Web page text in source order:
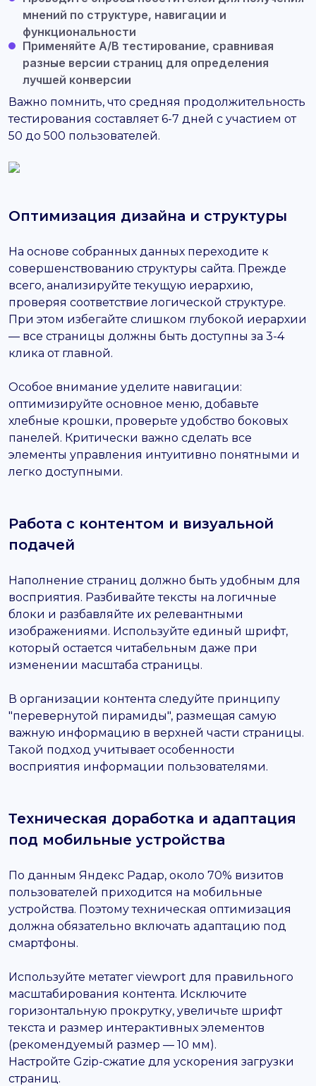
мнений по структуре, навигации и
функциональности
Применяйте A/B тестирование, сравнивая
разные версии страниц для определения
лучшей конверсии
Важно помнить, что средняя продолжительность
тестирования составляет 6-7 дней с участием от
50 до 500 пользователей.
Оптимизация дизайна и структуры
На основе собранных данных переходите к
совершенствованию структуры сайта. Прежде
всего, анализируйте текущую иерархию,
проверяя соответствие логической структуре.
При этом избегайте слишком глубокой иерархии
— все страницы должны быть доступны за 3-4
клика от главной.
Особое внимание уделите навигации:
оптимизируйте основное меню, добавьте
хлебные крошки, проверьте удобство боковых
панелей. Критически важно сделать все
элементы управления интуитивно понятными и
легко доступными.
Работа с контентом и визуальной
подачей
Наполнение страниц должно быть удобным для
восприятия. Разбивайте тексты на логичные
блоки и разбавляйте их релевантными
изображениями. Используйте единый шрифт,
который остается читабельным даже при
изменении масштаба страницы.
В организации контента следуйте принципу
"перевернутой пирамиды", размещая самую
важную информацию в верхней части страницы.
Такой подход учитывает особенности
восприятия информации пользователями.
Техническая доработка и адаптация
под мобильные устройства
По данным Яндекс Радар, около 70% визитов
пользователей приходится на мобильные
устройства. Поэтому техническая оптимизация
должна обязательно включать адаптацию под
смартфоны.
Используйте метатег viewport для правильного
масштабирования контента. Исключите
горизонтальную прокрутку, увеличьте шрифт
текста и размер интерактивных элементов
(рекомендуемый размер — 10 мм).
Настройте Gzip-сжатие для ускорения загрузки
страниц.